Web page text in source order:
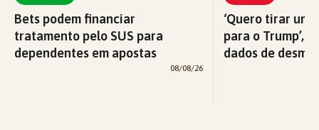
Bets podem financiar
tratamento pelo SUS para
dependentes em apostas
08/08/26
‘Quero tirar
para o Trump’,
dados de